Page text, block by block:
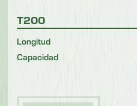
T200
Longitud
Capacidad